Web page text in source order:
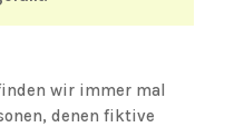
wir immer mal
denen fiktive